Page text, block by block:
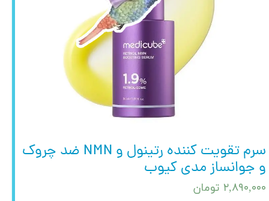
سرم تقویت کننده رتینول و NMN ضد چروک
و جوانساز مدی کیوب
۲,۸۹۰,۰۰۰ تومان